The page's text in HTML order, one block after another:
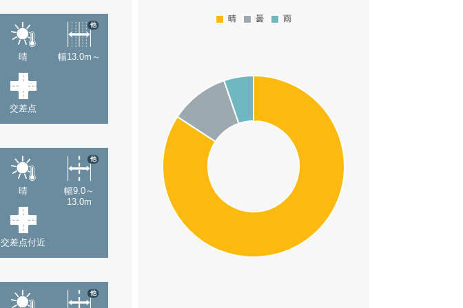
晴 幅13.0m～
他
交差点
晴
幅9.0～
13.0m
他
交差点付近
他